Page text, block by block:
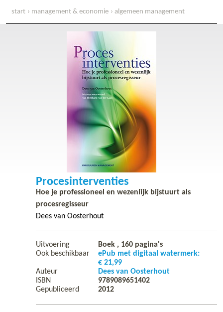
start management & economie algemeen management
Procesinterventies
Hoe je professioneel en wezenlijk bijstuurt als
procesregisseur
Dees van Oosterhout
Uitvoering Boek , 160 pagina's
Ook beschikbaar
ePub met digitaal watermerk:
€ 21,99
Auteur
Dees van Oosterhout
ISBN
9789089651402
Gepubliceerd
2012